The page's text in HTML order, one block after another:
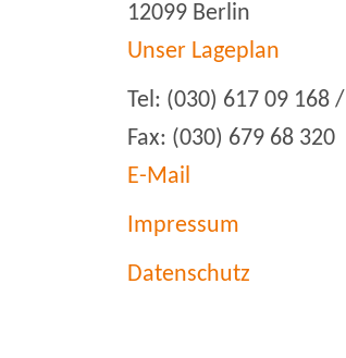
12099 Berlin
Unser Lageplan
Tel: (030) 617 09 168
Fax: (030) 679 68 320
E-Mail
Impressum
Datenschutz